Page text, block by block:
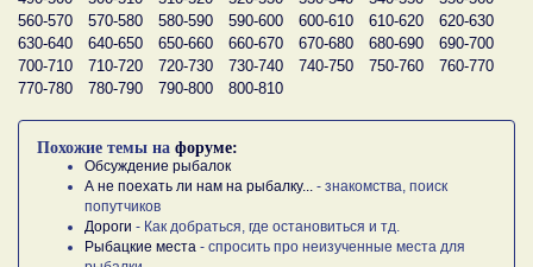
560-570
570-580 580-590 590-600 600-610 610-620
620-630
630-640
640-650 650-660 660-670 670-680 680-690
690-700
700-710
710-720 720-730 730-740 740-750 750-760
760-770
770-780
780-790 790-800 800-810
Похожие темы на форуме:
Обсуждение рыбалок
А не поехать ли нам на рыбалку...
- знакомства, поиск
попутчиков
Дороги - Как добраться, где остановиться и тд.
Рыбацкие места - спросить про неизученные места для